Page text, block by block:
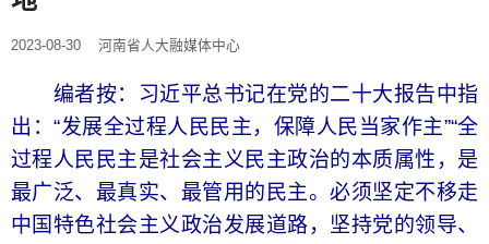
2023-08-30 河南省人大融媒体中心
编者按：习近平总书记在党的二十大报告中指
出：“发展全过程人民民主，保障人民当家作主”“全
过程人民民主是社会主义民主政治的本质属性，是
最广泛、最真实、最管用的民主。必须坚定不移走
中国特色社会主义政治发展道路，坚持党的领导、